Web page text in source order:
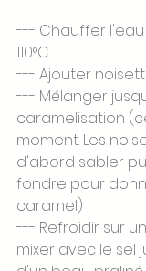
--- Chauffer
110°C
--- Ajouter
--- Mélanger
caramelisation
moment. Les
d'abord sabler
fondre pour
caramel)
--- Refroidir sur
mixer avec le sel